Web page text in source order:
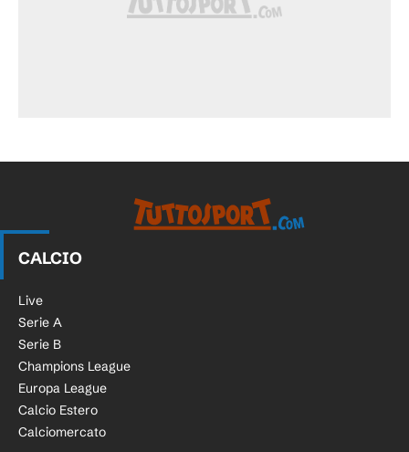
CALCIO
Live
Serie A
Serie B
Champions League
Europa League
Calcio Estero
Calciomercato